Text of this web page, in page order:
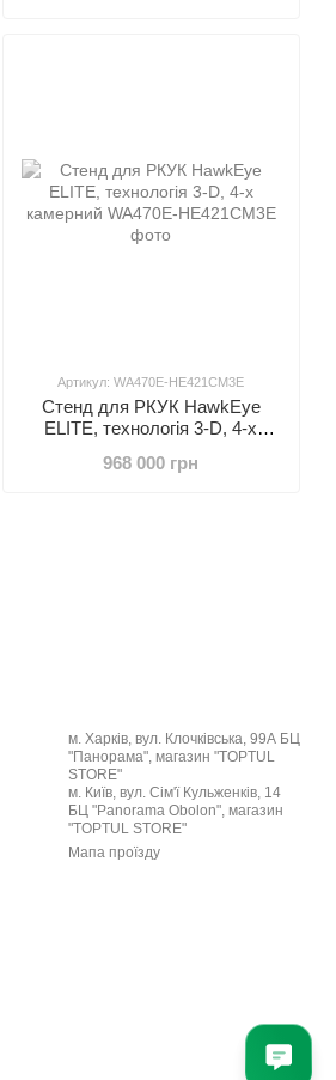
Артикул: WA470E-HE421CM3E
Стенд для РКУК HawkEye
ELITE, технологія 3-D, 4-х
968 000 грн
м. Харків, вул. Клочківська, 99А БЦ
"Панорама", магазин "TOPTUL
STORE"
м. Київ, вул. Сім'ї Кульженків, 14
БЦ "Panorama Obolon", магазин
"TOPTUL STORE"
Мапа проїзду